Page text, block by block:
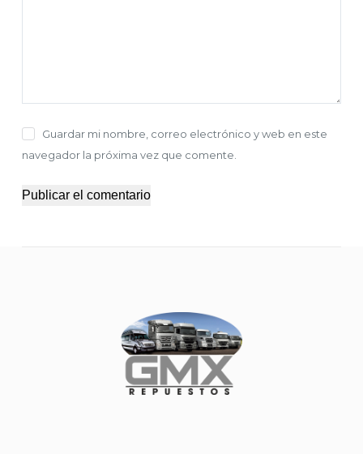
Guardar mi nombre, correo electrónico y web en este
navegador la próxima vez que comente.
Publicar el comentario